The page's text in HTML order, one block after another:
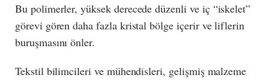
Bu polimerler, yüksek derecede düzenli ve iç “iskelet”
görevi gören daha fazla kristal bölge içerir ve liflerin
buruşmasını önler.
Tekstil bilimcileri ve mühendisleri, gelişmiş malzeme